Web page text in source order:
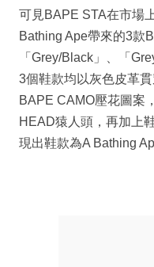
可見BAPE STA在市場
Bathing Ape帶來的3款
「Grey/Black」、「
3個鞋款均以灰色皮革
BAPE CAMO壓花圖
HEAD猿人頭，再加上
現出鞋款為A Bathing